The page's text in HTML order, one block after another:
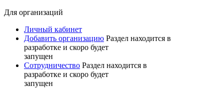
Для организаций
Личный кабинет
Добавить организацию Раздел находится в
разработке и скоро будет
запущен
Сотрудничество Раздел находится в
разработке и скоро будет
запущен